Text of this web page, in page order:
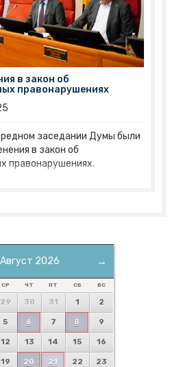
в закон об
правонарушениях
заседании Думы были
в закон об
правонарушениях.
→
Август 2026
СР ЧТ ПТ СБ ВС
29 30 31 1 2
5 6 7 8 9
12 13 14 15 16
19 20 21 22 23